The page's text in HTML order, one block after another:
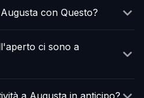
con Questo?
ci sono a
a Augusta in anticipo?